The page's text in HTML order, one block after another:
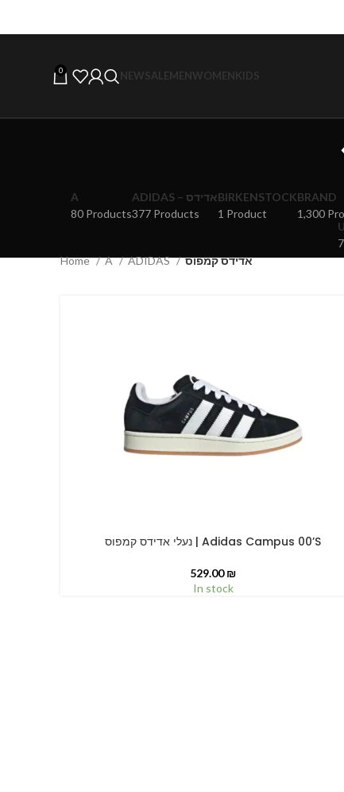
0 NEWSALEMENWOMENKIDS
A
80 Products
ADIDAS – אדידס
377 Products
BIRKENSTOCK
1 Product
BRAND
1,300
Home
A ADIDAS אדידס קמפוס
SELECT OPTIONS נעלי אדידס קמפוס | Adidas Campus 00’S
529.00₪
In stock